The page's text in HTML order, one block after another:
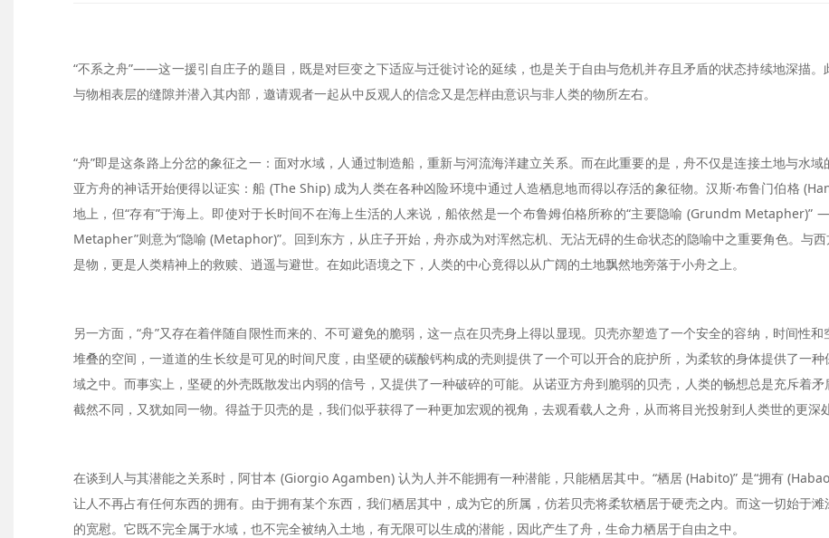
“不系之舟”——这一援引自庄子的题目，既是对巨变之下适应与迁徙讨论的延续，也是关于自由与危机并存且矛盾的状态持续地深描
与物相表层的缝隙并潜入其内部，邀请观者一起从中反观人的信念又是怎样由意识与非人类的物所左右。
“舟”即是这条路上分岔的象征之一：面对水域，人通过制造船，重新与河流海洋建立关系。而在此重要的是，舟不仅是连接土地与水
亚方舟的神话开始便得以证实：船 (The Ship) 成为人类在各种凶险环境中通过人造栖息地而得以存活的象征物。汉斯·布鲁门伯格
地上，但“存有”于海上。即使对于长时间不在海上生活的人来说，船依然是一个布鲁姆伯格所称的“主要隐喻 (Grundm Metapher)”
Metapher”则意为“隐喻 (Metaphor)”。回到东方，从庄子开始，舟亦成为对浑然忘机、无沾无碍的生命状态的隐喻中之重要角色。与
是物，更是人类精神上的救赎、逍遥与避世。在如此语境之下，人类的中心竟得以从广阔的土地飘然地旁落于小舟之上。
另一方面，“舟”又存在着伴随自限性而来的、不可避免的脆弱，这一点在贝壳身上得以显现。贝壳亦塑造了一个安全的容纳，时间性
堆叠的空间，一道道的生长纹是可见的时间尺度，由坚硬的碳酸钙构成的壳则提供了一个可以开合的庇护所，为柔软的身体提供了一
域之中。而事实上，坚硬的外壳既散发出内弱的信号，又提供了一种破碎的可能。从诺亚方舟到脆弱的贝壳，人类的畅想总是充斥着
截然不同，又犹如同一物。得益于贝壳的是，我们似乎获得了一种更加宏观的视角，去观看载人之舟，从而将目光投射到人类世的更深处
在谈到人与其潜能之关系时，阿甘本 (Giorgio Agamben) 认为人并不能拥有一种潜能，只能栖居其中。“栖居 (Habito)” 是“拥有
让人不再占有任何东西的拥有。由于拥有某个东西，我们栖居其中，成为它的所属，仿若贝壳将柔软栖居于硬壳之内。而这一切始于
的宽慰。它既不完全属于水域，也不完全被纳入土地，有无限可以生成的潜能，因此产生了舟，生命力栖居于自由之中。